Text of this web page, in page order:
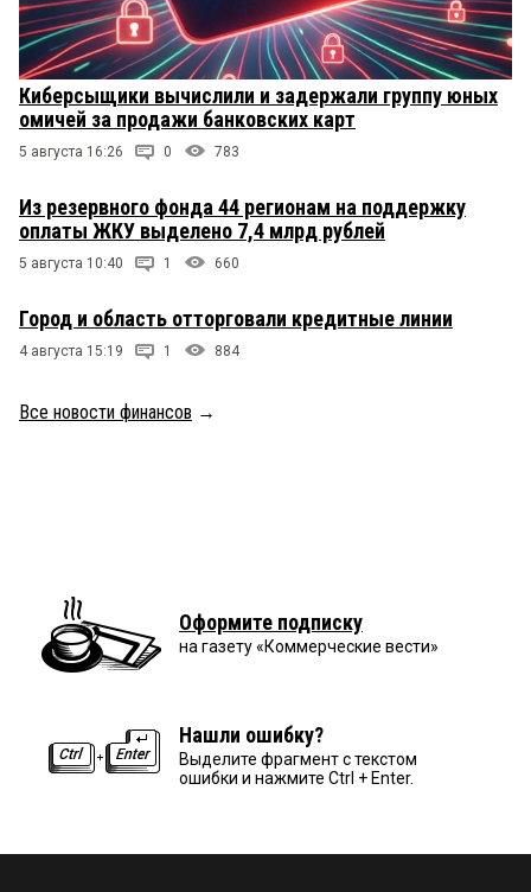
Киберсыщики вычислили и задержали группу юных
омичей за продажи банковских карт
5 августа 16:26 0 783
Из резервного фонда 44 регионам на поддержку
оплаты ЖКУ выделено 7,4 млрд рублей
5 августа 10:40 1 660
Город и область отторговали кредитные линии
4 августа 15:19 1 884
Все новости финансов →
Оформите подписку
на газету «Коммерческие вести»
Нашли ошибку?
Выделите фрагмент с текстом
ошибки и нажмите Ctrl + Enter.